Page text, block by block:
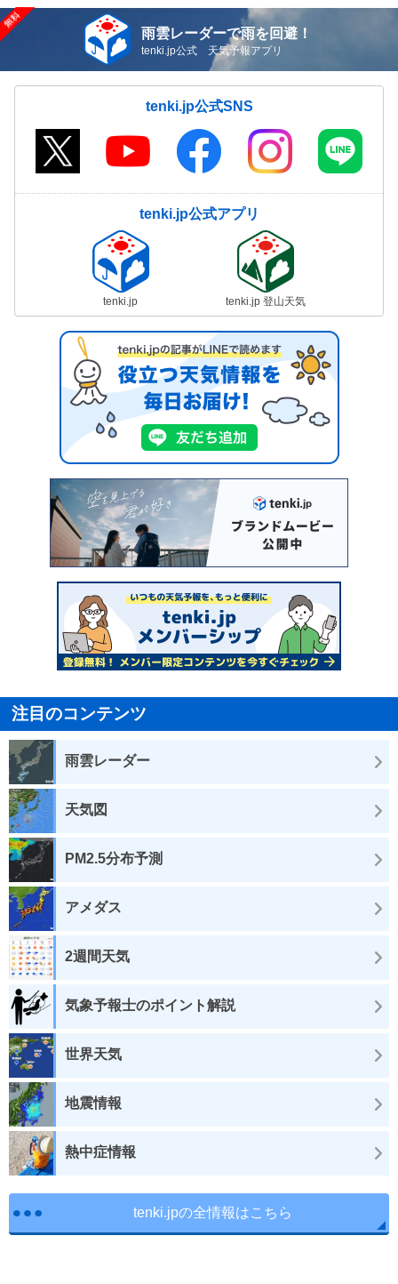
雨雲レーダーで雨を回避！
tenki.jp公式 天気予報アプリ
tenki.jp公式SNS
tenki.jp公式アプリ
tenki.jp tenki.jp 登山天気
注目のコンテンツ
雨雲レーダー
天気図
PM2.5分布予測
アメダス
2週間天気
気象予報士のポイント解説
世界天気
地震情報
熱中症情報
tenki.jpの全情報はこちら